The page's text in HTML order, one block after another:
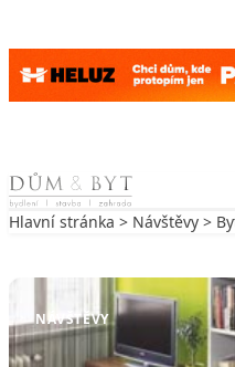
Skip to content
Hlavní stránka > Návštěvy >
NÁVŠTĚVY